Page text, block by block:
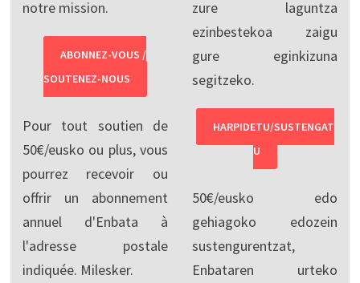
notre mission.
ABONNEZ-VOUS /
SOUTENEZ-NOUS
Pour tout soutien de
50€/eusko ou plus, vous
pourrez recevoir ou
offrir un abonnement
annuel d'Enbata à
l'adresse postale
indiquée. Milesker.
zure laguntza
ezinbestekoa zaigu
gure eginkizuna
segitzeko.
HARPIDETU/SUSTENGAT
U
50€/eusko edo
gehiagoko edozein
sustengurentzat,
Enbataren urteko